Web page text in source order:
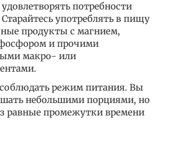
потребности
употреблять в пищу
продукты с магнием,
и прочими
макро- или
режим питания. Вы
небольшими порциями, но
равные промежутки времени